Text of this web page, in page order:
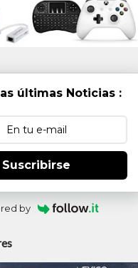
últimas Noticias :
Suscribirse
by